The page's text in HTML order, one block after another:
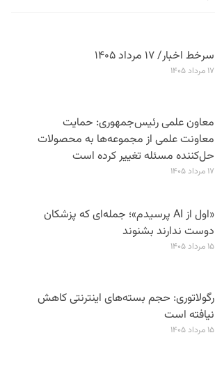
سرخط اخبار/ ۱۷ مرداد ۱۴۰۵
۱۷ مرداد ۱۴۰۵
معاون علمی رئیس‌جمهوری: حمایت
معاونت علمی از مجموعه‌ها به محصولات
حل‌کننده مسئله تغییر کرده است
۱۷ مرداد ۱۴۰۵
«اول از AI پرسیدم»؛ جمله‌ای که پزشکان
دوست ندارند بشنوند
۱۵ مرداد ۱۴۰۵
رگولاتوری: حجم بسته‌های اینترنتی کاهش
نیافته است
۱۵ مرداد ۱۴۰۵